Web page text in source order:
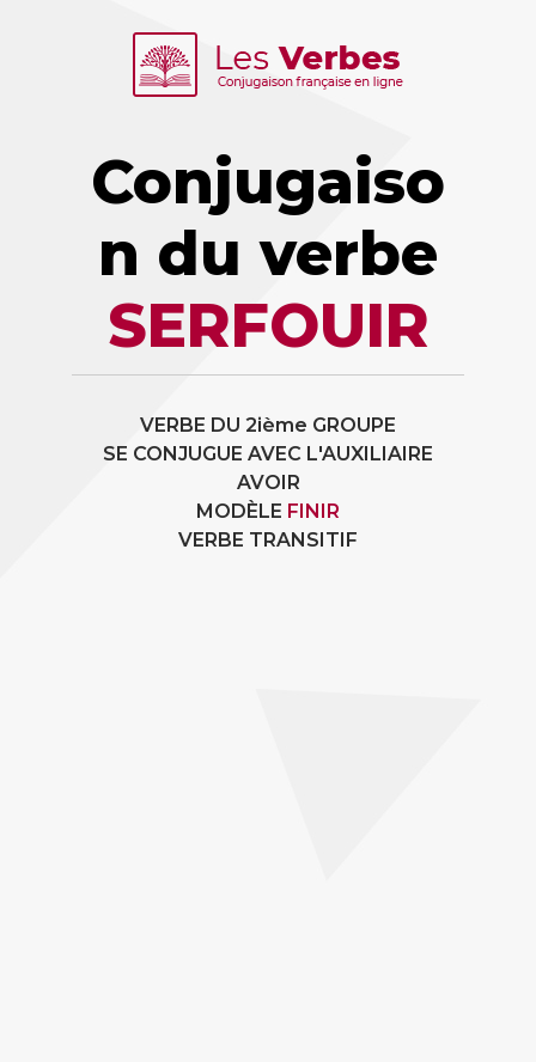
Conjugaiso
n du verbe
SERFOUIR
VERBE DU 2ième GROUPE
SE CONJUGUE AVEC L'AUXILIAIRE
AVOIR
MODÈLE FINIR
VERBE TRANSITIF